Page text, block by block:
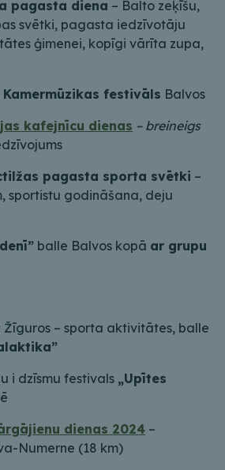
pagasta diena – Balto zeķīšu,
svētki, pagasta iedzīvotāju
ģimenei, kopīgi vārīta zupa,
Kamermūzikas festivāls Balvos
kafejnīcu dienas – breineigs
pagasta sporta svētki –
sportistu godināšana, deju
balle Balvos kopā ar grupu
Žīguros – sporta aktivitātes, balle
i dzīsmu festivals „Upītes
dienas 2024 –
Numerne (18 km)